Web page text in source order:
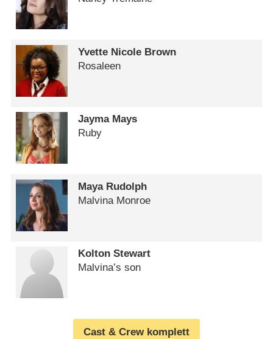
Yvette Nicole Brown
Rosaleen
Jayma Mays
Ruby
Maya Rudolph
Malvina Monroe
Kolton Stewart
Malvina’s son
Cast & Crew komplett